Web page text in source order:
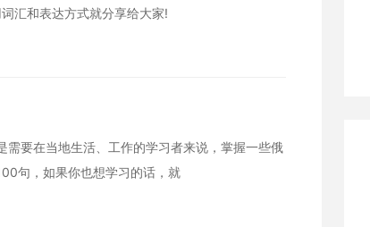
汇和表达方式就分享给大家!
要在当地生活、工作的学习者来说，掌握一些俄
句，如果你也想学习的话，就